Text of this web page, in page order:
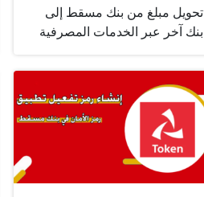
تحويل مبلغ من بنك مسقط إلى
بنك آخر عبر الخدمات المصرفية